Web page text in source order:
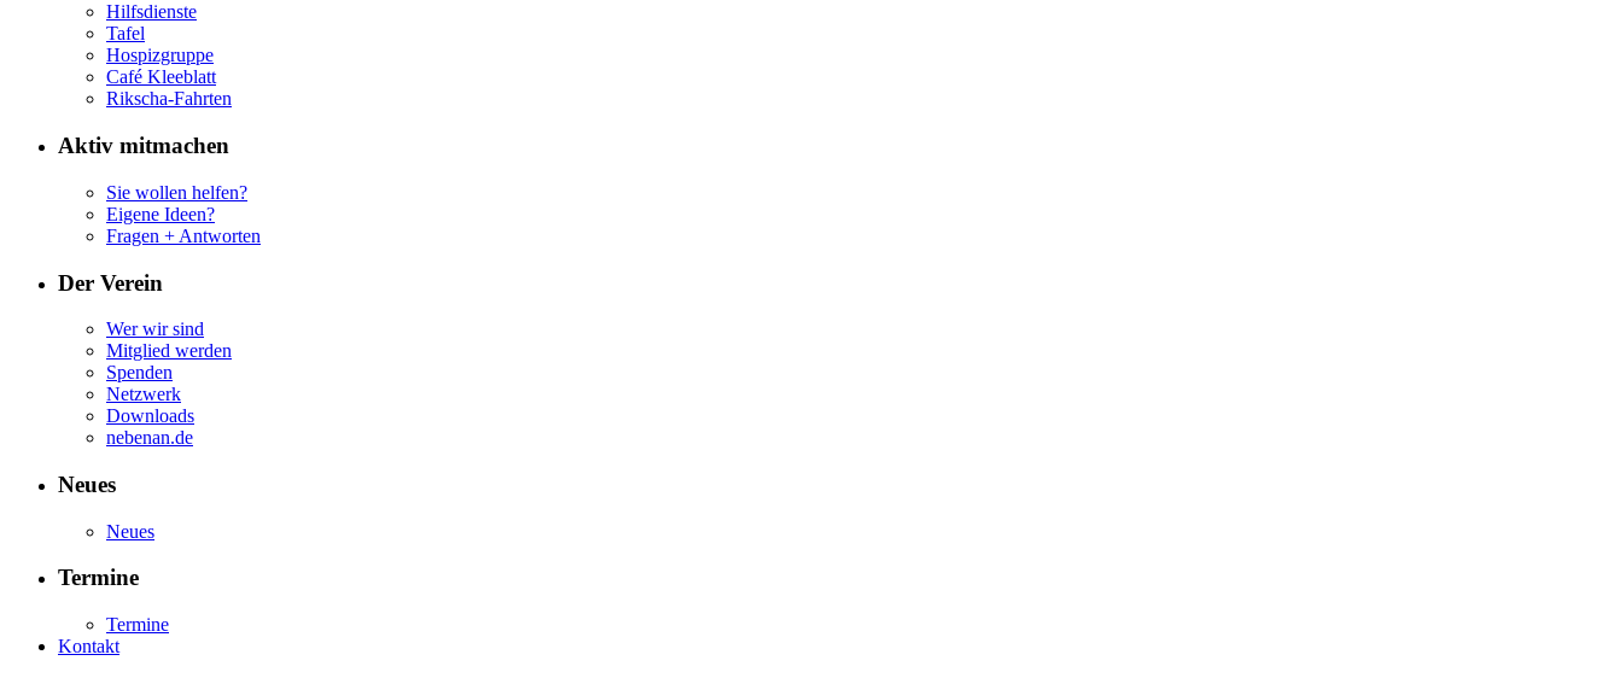
Hilfsdienste
Tafel
Hospizgruppe
Café Kleeblatt
Rikscha-Fahrten
Aktiv mitmachen
Sie wollen helfen?
Eigene Ideen?
Fragen + Antworten
Der Verein
Wer wir sind
Mitglied werden
Spenden
Netzwerk
Downloads
nebenan.de
Neues
Neues
Termine
Termine
Kontakt